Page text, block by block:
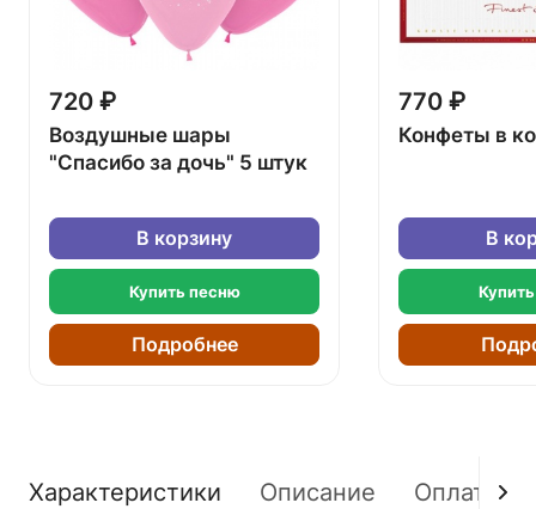
720 ₽
Воздушные шары
"Спасибо за дочь" 5 штук
В корзину
Купить песню
Подробнее
770 ₽
Конфеты в
В
Характеристики Описание Оплата